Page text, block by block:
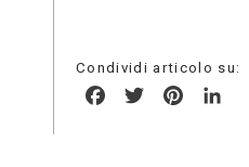
Condividi articolo su:
FacebookTwitter